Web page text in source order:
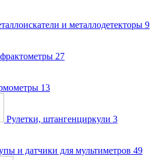
и металлодетекторы 9
27
13
Рулетки, штангенциркули 3
и датчики для мультиметров 49